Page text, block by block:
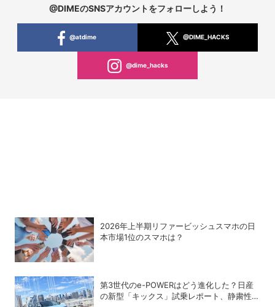
@DIMEのSNSアカウントをフォローしよう！
@atdime @DIME_HACKS
@dime_hacks
2026年上半期リファービッシュスマホの日
本市場1位のスマホは？
第3世代のe-POWERはどう進化した？日産
の新型「キックス」試乗レポート、静粛性・